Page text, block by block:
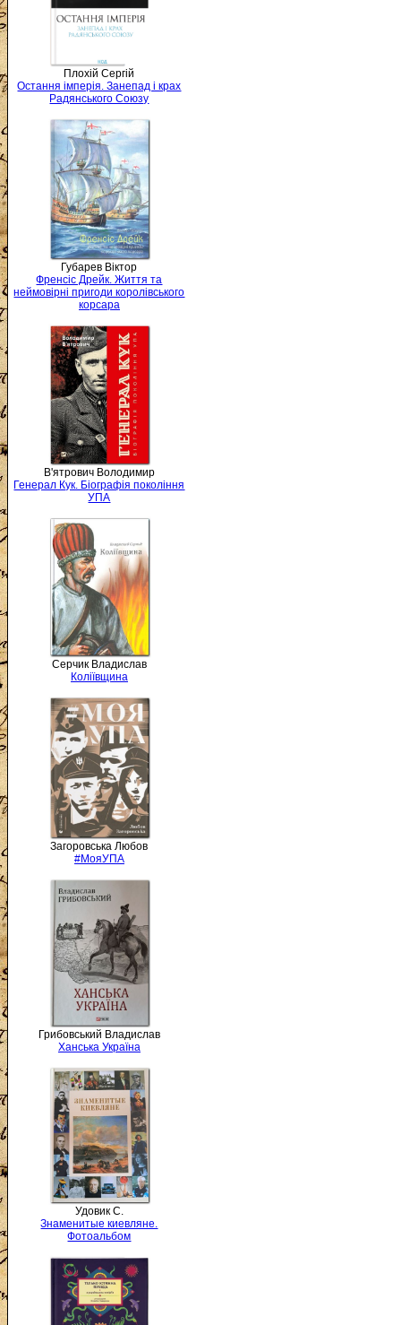
Плохій Сергій
Остання імперія. Занепад і крах
Радянського Союзу
Губарев Віктор
Френсіс Дрейк. Життя та
неймовірні пригоди королівського
корсара
В'ятрович Володимир
Генерал Кук. Біографія покоління
УПА
Серчик Владислав
Коліївщина
Загоровська Любов
#МояУПА
Грибовський Владислав
Ханська Україна
Удовик С.
Знаменитые киевляне.
Фотоальбом